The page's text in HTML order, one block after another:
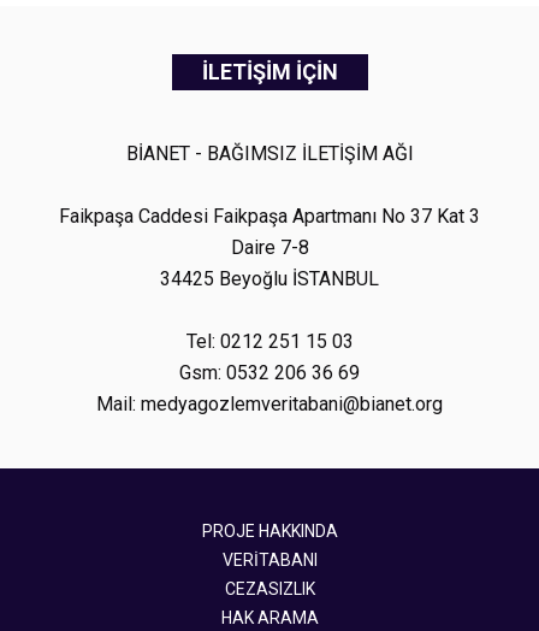
İLETİŞİM İÇİN
BİANET - BAĞIMSIZ İLETİŞİM AĞI
Faikpaşa Caddesi Faikpaşa Apartmanı No 37 Kat 3
Daire 7-8
34425 Beyoğlu İSTANBUL
Tel: 0212 251 15 03
Gsm: 0532 206 36 69
Mail: medyagozlemveritabani@bianet.org
PROJE HAKKINDA
VERİTABANI
CEZASIZLIK
HAK ARAMA